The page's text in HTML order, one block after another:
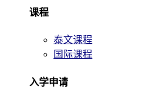
课程
泰文课程
国际课程
入学申请